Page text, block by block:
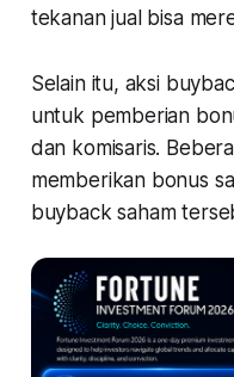
tekanan jual bisa
Selain itu, aksi
untuk pemberian
dan komisaris.
memberikan bonus
buyback saham